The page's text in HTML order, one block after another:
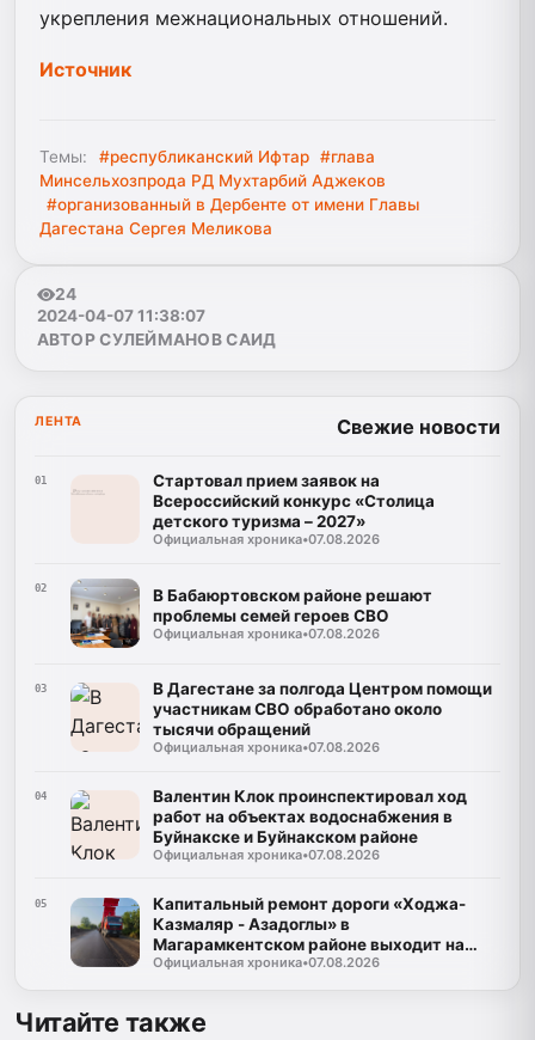
укрепления межнациональных отношений.
Источник
Темы: #республиканский Ифтар #глава
Минсельхозпрода РД Мухтарбий Аджеков
#организованный в Дербенте от имени Главы
Дагестана Сергея Меликова
24
2024-04-07 11:38:07
АВТОР СУЛЕЙМАНОВ САИД
ЛЕНТА Свежие новости
01
Стартовал прием заявок на
Всероссийский конкурс «Столица
детского туризма – 2027»
Официальная хроника•07.08.2026
02
В Бабаюртовском районе решают
проблемы семей героев СВО
Официальная хроника•07.08.2026
03
В Дагестане за полгода Центром помощи
участникам СВО обработано около
тысячи обращений
Официальная хроника•07.08.2026
04
Валентин Клок проинспектировал ход
работ на объектах водоснабжения в
Буйнакске и Буйнакском районе
Официальная хроника•07.08.2026
05
Капитальный ремонт дороги «Ходжа-
Казмаляр - Азадоглы» в
Магарамкентском районе выходит на
финишную прямую
Официальная хроника•07.08.2026
Читайте также